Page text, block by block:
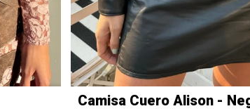
Camisa Cuero Alison -